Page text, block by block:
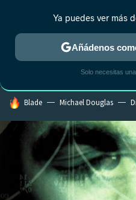
ESTRENOS REALITY
HOY SE HABLA DE
Blade Michael Douglas
Ya puedes ver más
Añádenos
Solo necesitas